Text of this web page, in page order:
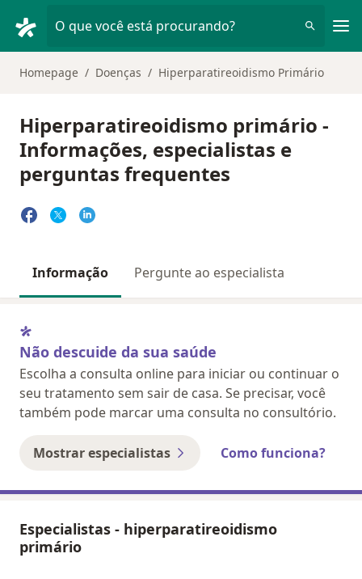
O que você está procurando?
Homepage Doenças Hiperparatireoidismo Primário
Hiperparatireoidismo primário -
Informações, especialistas e
perguntas frequentes
Informação Pergunte ao especialista
Não descuide da sua saúde
Escolha a consulta online para iniciar ou continuar o
seu tratamento sem sair de casa. Se precisar, você
também pode marcar uma consulta no consultório.
Mostrar especialistas Como funciona?
Especialistas - hiperparatireoidismo
primário